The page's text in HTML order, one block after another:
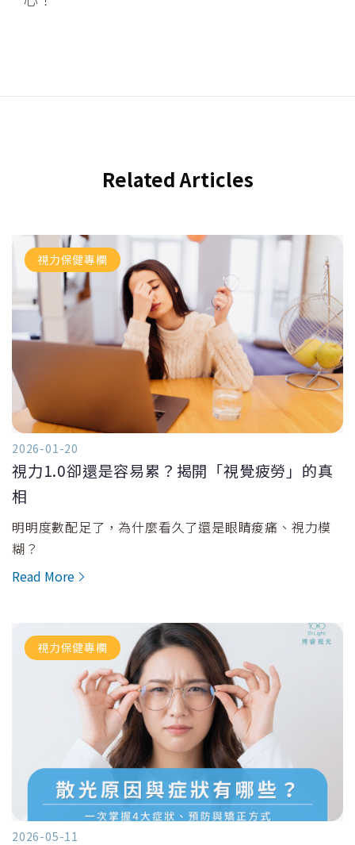
Related Articles
視力保健專欄
2026-01-20
視力1.0卻還是容易累？揭開「視覺疲勞」的真
相
明明度數配足了，為什麼看久了還是眼睛痠痛、視力模
糊？
Read More
視力保健專欄
2026-05-11